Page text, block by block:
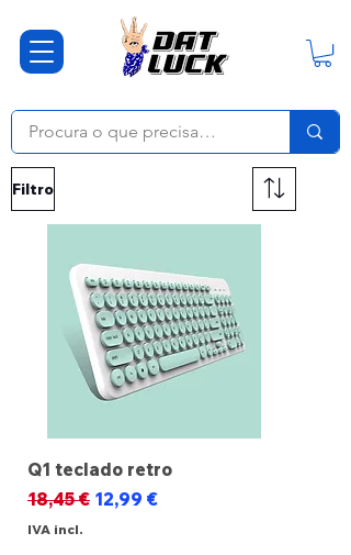
Filtro
Q1 teclado retro
Preço normal
18,45 € Preço promocional
12,99 €
IVA incl.